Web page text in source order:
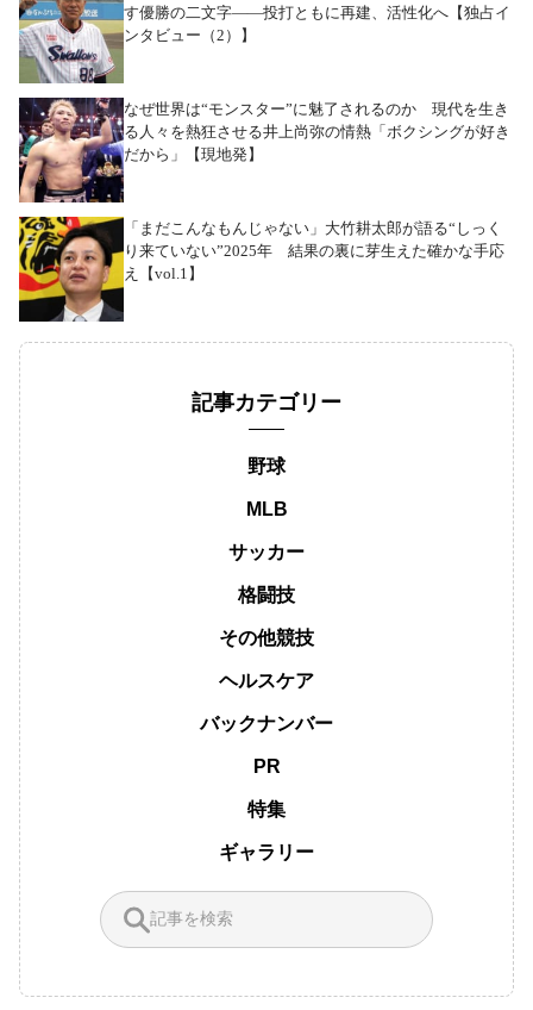
す優勝の二文字――投打ともに再建、活性化へ【独占イ
ンタビュー（2）】
なぜ世界は“モンスター”に魅了されるのか 現代を生き
る人々を熱狂させる井上尚弥の情熱「ボクシングが好き
だから」【現地発】
「まだこんなもんじゃない」大竹耕太郎が語る“しっく
り来ていない”2025年 結果の裏に芽生えた確かな手応
え【vol.1】
記事カテゴリー
野球
MLB
サッカー
格闘技
その他競技
ヘルスケア
バックナンバー
PR
特集
ギャラリー